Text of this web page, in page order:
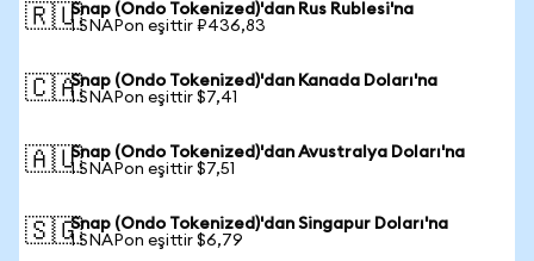
🇷🇺Snap (Ondo Tokenized)'dan Rus Rublesi'na
1 SNAPon eşittir ₽436,83
🇨🇦Snap (Ondo Tokenized)'dan Kanada Doları'na
1 SNAPon eşittir $7,41
🇦🇺Snap (Ondo Tokenized)'dan Avustralya Doları'na
1 SNAPon eşittir $7,51
🇸🇬Snap (Ondo Tokenized)'dan Singapur Doları'na
1 SNAPon eşittir $6,79